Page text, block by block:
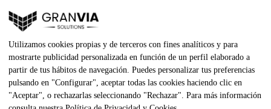
Privacidad Y Cookies
Aviso Legal
Condiciones De Compra
Contacto
Neumáticos Agrícola
Utilizamos cookies propias y de terceros con fines analíticos y para
mostrarte publicidad personalizada en función de un perfil elaborado a
partir de tus hábitos de navegación. Puedes personalizar tus preferencias
pulsando en "Configurar", aceptar todas las cookies haciendo clic en
"Aceptar", o rechazarlas seleccionando "Rechazar". Para más información